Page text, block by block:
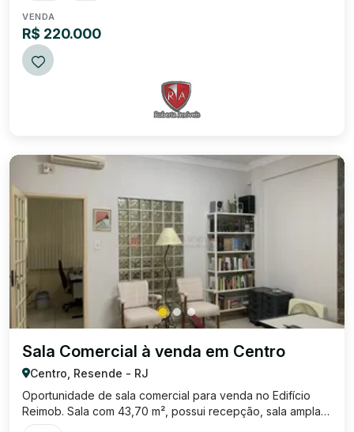
VENDA
R$ 220.000
Sala Comercial à venda em Centro
Centro, Resende - RJ
Oportunidade de sala comercial para venda no Edifício
Reimob. Sala com 43,70 m², possui recepção, sala ampla
com banheiro social e vaga de garagem que pode ser